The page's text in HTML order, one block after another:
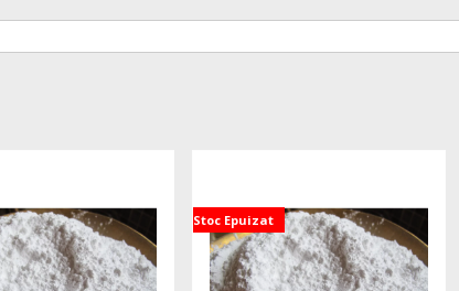
Stoc Epuizat